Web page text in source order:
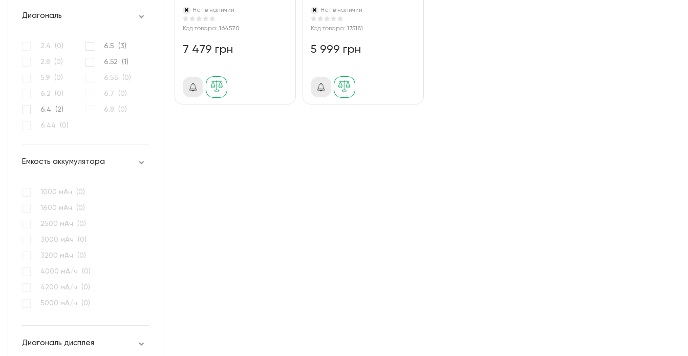
Диагональ
2.4 (0)
2.8 (0)
5.9 (0)
6.2 (0)
6.4 (2)
6.44 (0)
6.5 (3)
6.52 (1 )
6.55 (0)
6.7 (0)
6.8 (0)
Емкость аккумулятора
1000 мАч (0)
1600 мАч (0)
2500 мАч (0)
3000 мАч (0)
3200 мАч (0)
4000 мА/ч (0)
4200 мА/ч (0)
5000 мА/ч (0)
Диагональ дисплея
Нет в наличии
Код товара: 164570
7 479 грн
Нет в наличии
Код товара: 175181
5 999 грн